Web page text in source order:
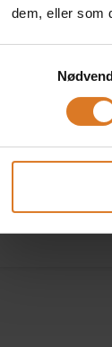
dem, eller som